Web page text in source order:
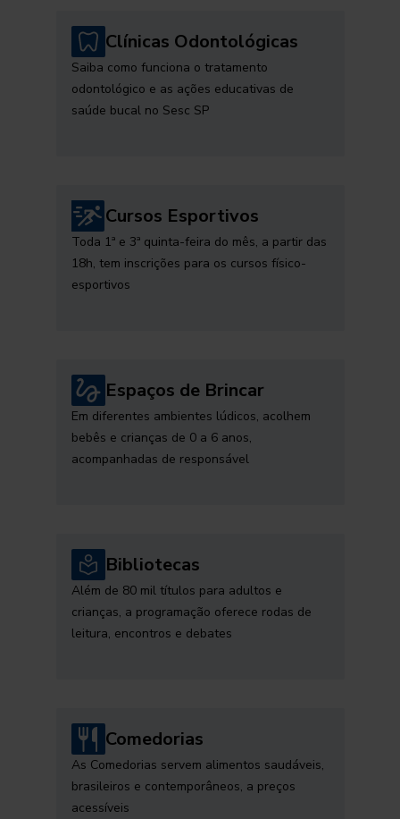
Clínicas Odontológicas
Saiba como funciona o tratamento
odontológico e as ações educativas de
saúde bucal no Sesc SP
Cursos Esportivos
Toda 1ª e 3ª quinta-feira do mês, a partir das
18h, tem inscrições para os cursos físico-
esportivos
Espaços de Brincar
Em diferentes ambientes lúdicos, acolhem
bebês e crianças de 0 a 6 anos,
acompanhadas de responsável
Bibliotecas
Além de 80 mil títulos para adultos e
crianças, a programação oferece rodas de
leitura, encontros e debates
Comedorias
As Comedorias servem alimentos saudáveis,
brasileiros e contemporâneos, a preços
acessíveis